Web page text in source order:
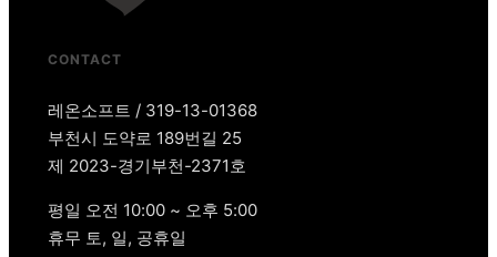
CONTACT
레온소프트 / 319-13-01368
부천시 도약로 189번길 25
제 2023-경기부천-2371호
평일 오전 10:00 ~ 오후 5:00
휴무 토, 일, 공휴일